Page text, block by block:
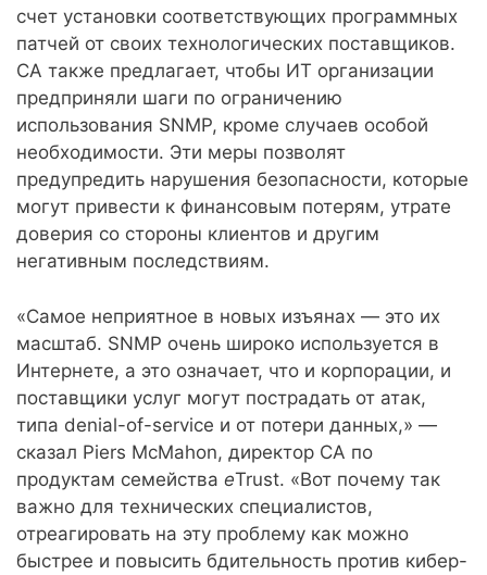
счет установки соответствующих программных
патчей от своих технологических поставщиков.
CA также предлагает, чтобы ИТ организации
предприняли шаги по ограничению
использования SNMP, кроме случаев особой
необходимости. Эти меры позволят
предупредить нарушения безопасности, которые
могут привести к финансовым потерям, утрате
доверия со стороны клиентов и другим
негативным последствиям.
«Самое неприятное в новых изъянах — это их
масштаб. SNMP очень широко используется в
Интернете, а это означает, что и корпорации, и
поставщики услуг могут пострадать от атак,
типа denial-of-service и от потери данных,» —
сказал Piers McMahon, директор CA по
продуктам семейства eTrust. «Вот почему так
важно для технических специалистов,
отреагировать на эту проблему как можно
быстрее и повысить бдительность против кибер-